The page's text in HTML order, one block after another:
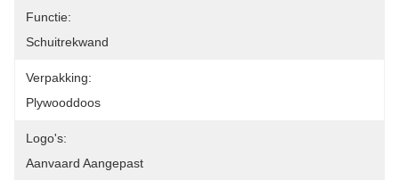
Functie:
Schuitrekwand
Verpakking:
Plywooddoos
Logo's:
Aanvaard Aangepast